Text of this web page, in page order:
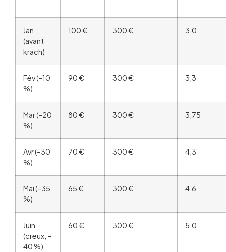
Jan
(avant
krach)
100 € 300 € 3,0
Fév (–10
%)
90 € 300 € 3,3
Mar (–20
%)
80 € 300 € 3,75
Avr (–30
%)
70 € 300 € 4,3
Mai (–35
%)
65 € 300 € 4,6
Juin
(creux, –
40 %)
60 € 300 € 5,0